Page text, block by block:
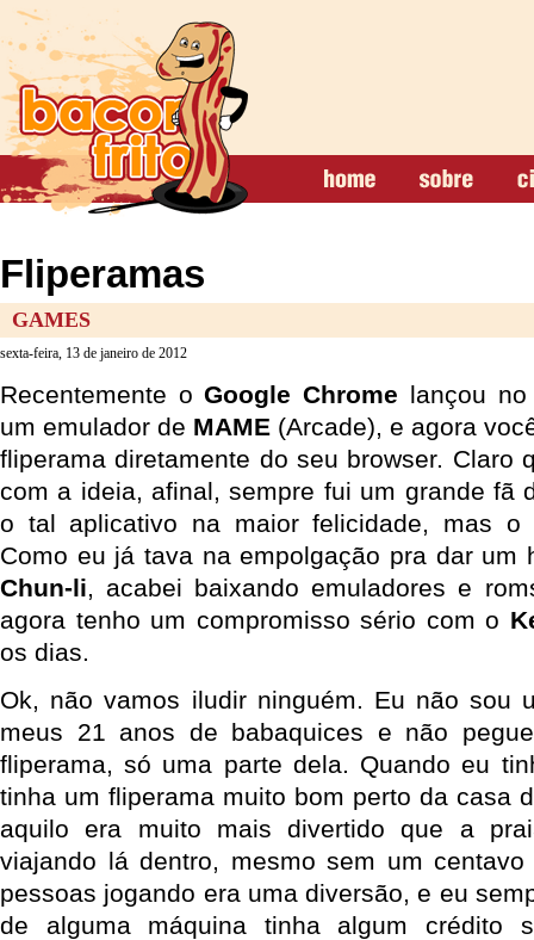
Fliperamas
GAMES
sexta-feira, 13 de janeiro de 2012
Recentemente oGoogle Chrome lançou
um emulador de MAME (Arcade), e agora
fliperama diretamente do seu browser. Claro
com a ideia, afinal, sempre fui um grande fã
o tal aplicativo na maior felicidade, mas o
Como eu já tava na empolgação pra dar um
Chun-li, acabei baixando emuladores e
agora tenho um compromisso sério com o
os dias.
Ok, não vamos iludir ninguém. Eu não sou
meus 21 anos de babaquices e não
fliperama, só uma parte dela. Quando eu
tinha um fliperama muito bom perto da casa
aquilo era muito mais divertido que a
viajando lá dentro, mesmo sem um
pessoas jogando era uma diversão, e eu
de alguma máquina tinha algum crédito